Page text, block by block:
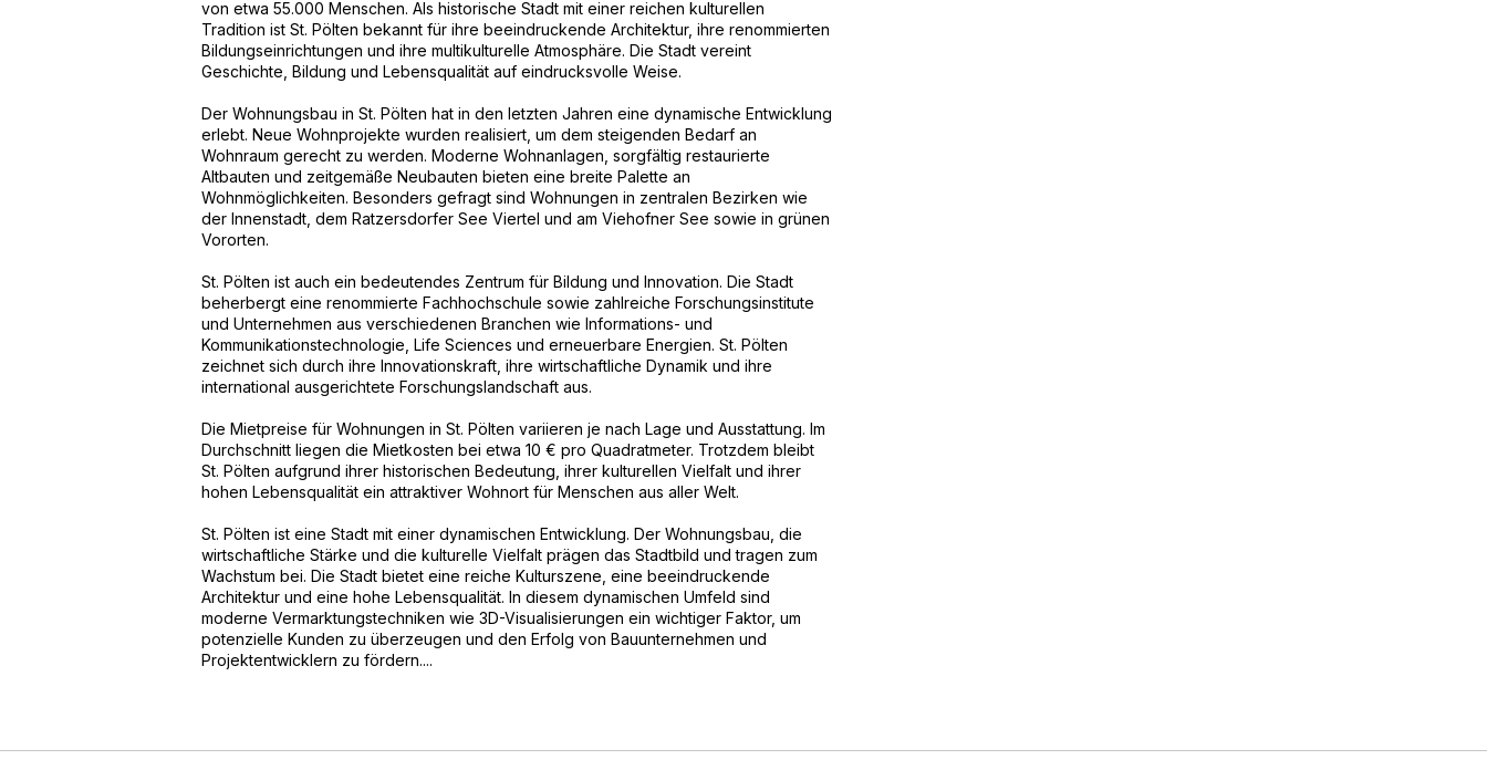
von etwa 55.000 Menschen. Als historische Stadt mit einer reichen kulturellen
Tradition ist St. Pölten bekannt für ihre beeindruckende Architektur, ihre renommierten
Bildungseinrichtungen und ihre multikulturelle Atmosphäre. Die Stadt vereint
Geschichte, Bildung und Lebensqualität auf eindrucksvolle Weise.
Der Wohnungsbau in St. Pölten hat in den letzten Jahren eine dynamische Entwicklung
erlebt. Neue Wohnprojekte wurden realisiert, um dem steigenden Bedarf an
Wohnraum gerecht zu werden. Moderne Wohnanlagen, sorgfältig restaurierte
Altbauten und zeitgemäße Neubauten bieten eine breite Palette an
Wohnmöglichkeiten. Besonders gefragt sind Wohnungen in zentralen Bezirken wie
der Innenstadt, dem Ratzersdorfer See Viertel und am Viehofner See sowie in grünen
Vororten.
St. Pölten ist auch ein bedeutendes Zentrum für Bildung und Innovation. Die Stadt
beherbergt eine renommierte Fachhochschule sowie zahlreiche Forschungsinstitute
und Unternehmen aus verschiedenen Branchen wie Informations- und
Kommunikationstechnologie, Life Sciences und erneuerbare Energien. St. Pölten
zeichnet sich durch ihre Innovationskraft, ihre wirtschaftliche Dynamik und ihre
international ausgerichtete Forschungslandschaft aus.
Die Mietpreise für Wohnungen in St. Pölten variieren je nach Lage und Ausstattung. Im
Durchschnitt liegen die Mietkosten bei etwa 10 € pro Quadratmeter. Trotzdem bleibt
St. Pölten aufgrund ihrer historischen Bedeutung, ihrer kulturellen Vielfalt und ihrer
hohen Lebensqualität ein attraktiver Wohnort für Menschen aus aller Welt.
St. Pölten ist eine Stadt mit einer dynamischen Entwicklung. Der Wohnungsbau, die
wirtschaftliche Stärke und die kulturelle Vielfalt prägen das Stadtbild und tragen zum
Wachstum bei. Die Stadt bietet eine reiche Kulturszene, eine beeindruckende
Architektur und eine hohe Lebensqualität. In diesem dynamischen Umfeld sind
moderne Vermarktungstechniken wie 3D-Visualisierungen ein wichtiger Faktor, um
potenzielle Kunden zu überzeugen und den Erfolg von Bauunternehmen und
Projektentwicklern zu fördern....